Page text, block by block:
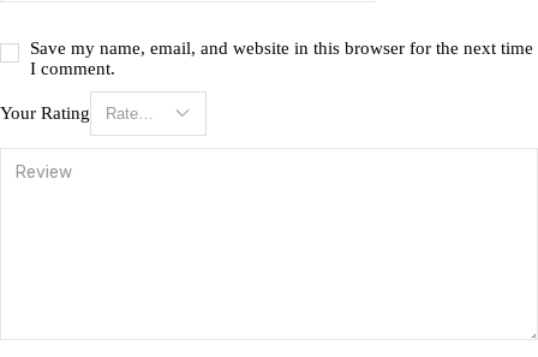
Save my name, email, and website in this browser for the next time
I comment.
Your Rating